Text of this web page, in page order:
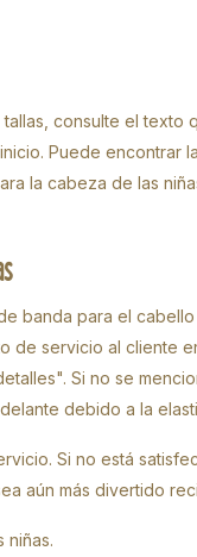
consulte el
Puede encontrar
la cabeza de las
banda para el
de servicio al cliente
Si no se
debido a la
Si no está
aún más divertido
niñas.